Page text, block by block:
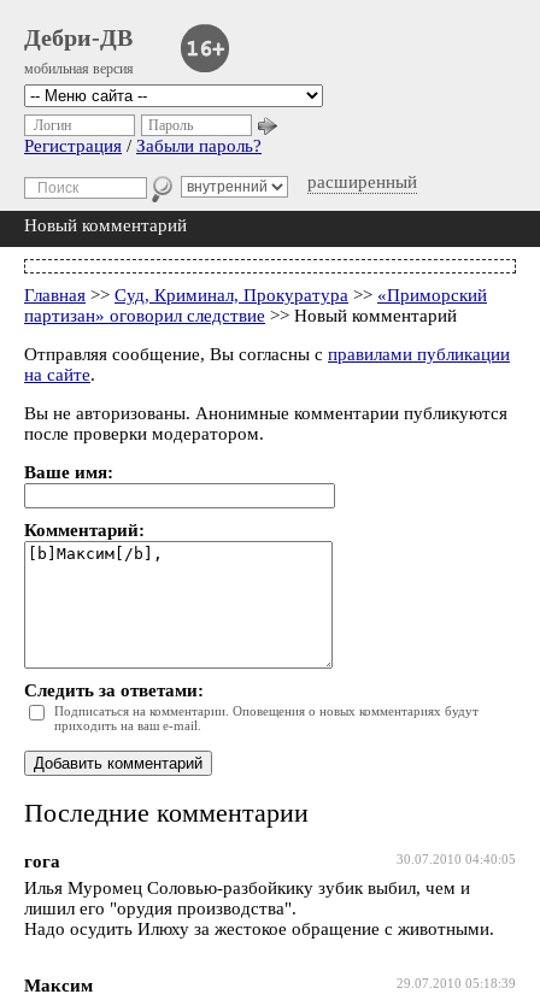
Дебри-ДВ
мобильная версия
расширенный
Логин Пароль
Регистрация / Забыли пароль?
Новый комментарий
Главная >> Суд, Криминал, Прокуратура >> «Приморский
партизан» оговорил следствие >> Новый комментарий
Отправляя сообщение, Вы согласны с правилами публикации
на сайте.
Вы не авторизованы. Анонимные комментарии публикуются
после проверки модератором.
Ваше имя:
Комментарий:
Следить за ответами:
Подписаться на комментарии. Оповещения о новых комментариях будут
приходить на ваш e-mail.
Последние комментарии
30.07.2010 04:40:05
гога
Илья Муромец Соловью-разбойкику зубик выбил, чем и
лишил его "орудия производства".
Надо осудить Илюху за жестокое обращение с животными.
29.07.2010 05:18:39
Максим